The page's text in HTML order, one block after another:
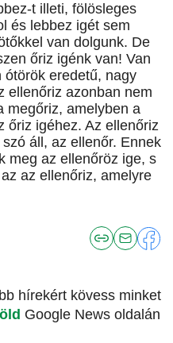
t illeti, fölösleges
és lebbez igét sem
van dolgunk. De
őriz igénk van! Van
ótörök eredetű, nagy
ellenőriz azonban nem
megőriz, amelyben a
őriz igéhez. Az ellenőriz
áll, az ellenőr. Ennek
meg az ellenőröz ige, s
az ellenőriz, amelyre
hírekért kövess minket
Google News oldalán